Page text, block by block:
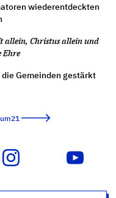
wiederentdeckten
allein, Christus allein und
Ehre
Gemeinden gestärkt